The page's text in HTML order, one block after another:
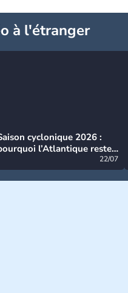
à l'étranger
cyclonique 2026 :
l’Atlantique reste
22/07